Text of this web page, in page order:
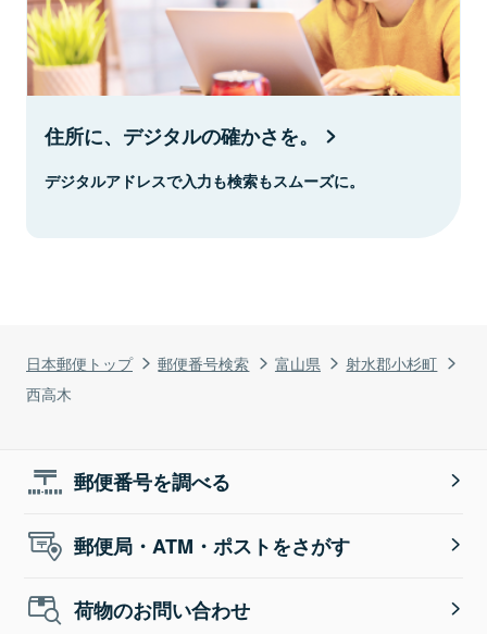
日本郵便トップ 郵便番号検索 富山県
射水郡小杉町
西高木
住所に、デジタルの確かさを。
デジタルアドレスで入力も検索もスムーズに。
郵便番号を調べる
郵便局・ATM・ポストをさがす
荷物のお問い合わせ